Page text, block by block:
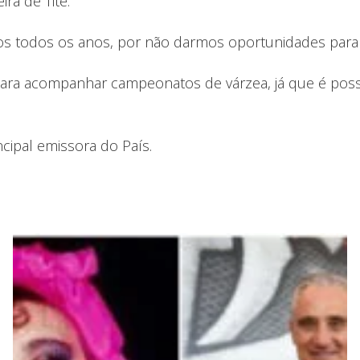
todos os anos, por não darmos oportunidades
acompanhar campeonatos de várzea, já que é
emissora do País.